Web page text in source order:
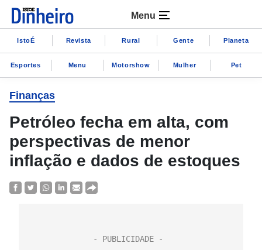
Menu
IstoÉ Revista Rural Gente Planeta
Esportes Menu Motorshow Mulher Pet
Finanças
Petróleo fecha em alta, com
perspectivas de menor
inflação e dados de estoques